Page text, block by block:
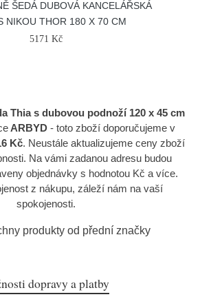
ŠEDÁ DUBOVÁ KANCELÁŘSKÁ
NIKOU THOR 180 X 70 CM
5171 Kč
Thia s dubovou podnoží 120 x 45 cm
ARBYD - toto zboží doporučujeme v
Kč. Neustále aktualizujeme ceny zboží
Na vámi zadanou adresu budou
objednávky s hodnotou Kč a více.
z nákupu, záleží nám na vaší
spokojenosti.
produkty od přední značky
dopravy a platby